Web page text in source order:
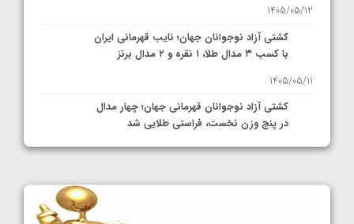
1405/05/12
کشتی آزاد نوجوانان جهان؛ نایب قهرمانی ایران
با کسب ۳ مدال طلا، ۱ نقره و ۲ مدال برنز
1405/05/11
کشتی آزاد نوجوانان قهرمانی جهان؛ چهار مدال
در پنج وزن نخست، فراستی طلایی شد
1405/05/11